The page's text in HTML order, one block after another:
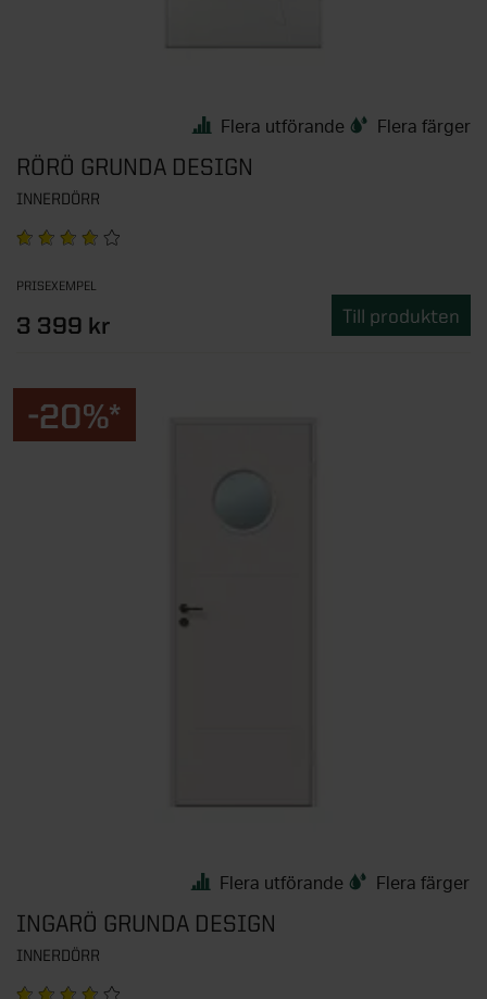
Flera utförande Flera färger
RÖRÖ GRUNDA DESIGN
INNERDÖRR
PRISEXEMPEL
3 399 kr Till produkten
-20%*
Flera utförande Flera färger
INGARÖ GRUNDA DESIGN
INNERDÖRR